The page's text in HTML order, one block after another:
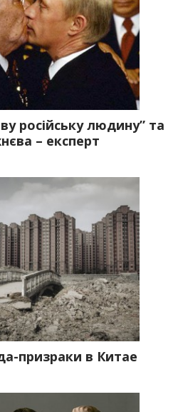
російську людину” та
– експерт
призраки в Китае